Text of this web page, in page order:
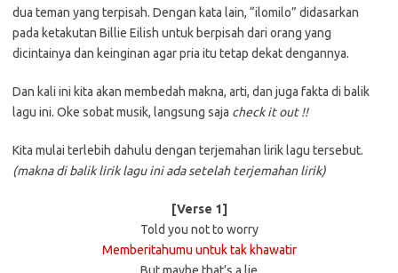
dua teman yang terpisah. Dengan kata lain, “ilomilo” didasarkan
pada ketakutan Billie Eilish untuk berpisah dari orang yang
dicintainya dan keinginan agar pria itu tetap dekat dengannya.
Dan kali ini kita akan membedah makna, arti, dan juga fakta di balik
lagu ini. Oke sobat musik, langsung saja check it out !!
Kita mulai terlebih dahulu dengan terjemahan lirik lagu tersebut.
(makna di balik lirik lagu ini ada setelah terjemahan lirik)
[Verse 1]
Told you not to worry
Memberitahumu untuk tak khawatir